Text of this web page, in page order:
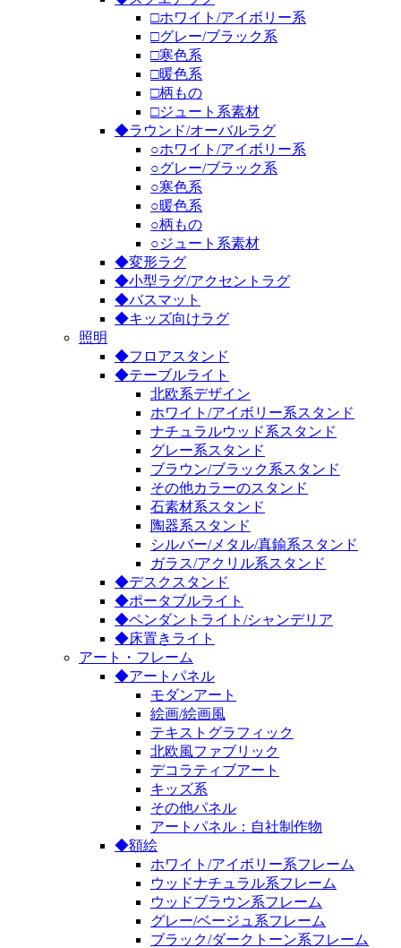
□ホワイト/アイボリー系
□グレー/ブラック系
□寒色系
□暖色系
□柄もの
□ジュート系素材
◆ラウンド/オーバルラグ
○ホワイト/アイボリー系
○グレー/ブラック系
○寒色系
○暖色系
○柄もの
○ジュート系素材
◆変形ラグ
◆小型ラグ/アクセントラグ
◆バスマット
◆キッズ向けラグ
照明
◆フロアスタンド
◆テーブルライト
北欧系デザイン
ホワイト/アイボリー系スタンド
ナチュラルウッド系スタンド
グレー系スタンド
ブラウン/ブラック系スタンド
その他カラーのスタンド
石素材系スタンド
陶器系スタンド
シルバー/メタル/真鍮系スタンド
ガラス/アクリル系スタンド
◆デスクスタンド
◆ポータブルライト
◆ペンダントライト/シャンデリア
◆床置きライト
アート・フレーム
◆アートパネル
モダンアート
絵画/絵画風
テキストグラフィック
北欧風ファブリック
デコラティブアート
キッズ系
その他パネル
アートパネル：自社制作物
◆額絵
ホワイト/アイボリー系フレーム
ウッドナチュラル系フレーム
ウッドブラウン系フレーム
グレー/ベージュ系フレーム
ブラック/ダークトーン系フレーム